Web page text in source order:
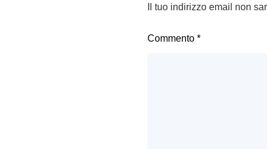
Il tuo indirizzo email non
Commento *